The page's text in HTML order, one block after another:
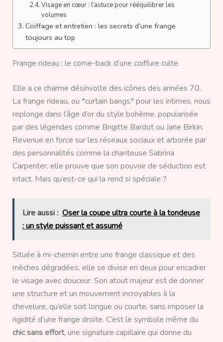
Visage en cœur : l’astuce pour rééquilibrer les
volumes
Coiffage et entretien : les secrets d’une frange
toujours au top
Frange rideau : le come-back d’une coiffure culte
Elle a ce charme désinvolte des icônes des années 70.
La frange rideau, ou *curtain bangs* pour les intimes, nous
replonge dans l’âge d’or du style bohème, popularisée
par des légendes comme Brigitte Bardot ou Jane Birkin.
Revenue en force sur les réseaux sociaux et arborée par
des personnalités comme la chanteuse Sabrina
Carpenter, elle prouve que son pouvoir de séduction est
intact. Mais qu’est-ce qui la rend si spéciale ?
Lire aussi : Oser la coupe ultra courte à la tondeuse
: un style puissant et assumé
Située à mi-chemin entre une frange classique et des
mèches dégradées, elle se divise en deux pour encadrer
le visage avec douceur. Son atout majeur est de donner
une structure et un mouvement incroyables à la
chevelure, qu’elle soit longue ou courte, sans imposer la
rigidité d’une frange droite. C’est le symbole même du
chic sans effort, une signature capillaire qui donne du